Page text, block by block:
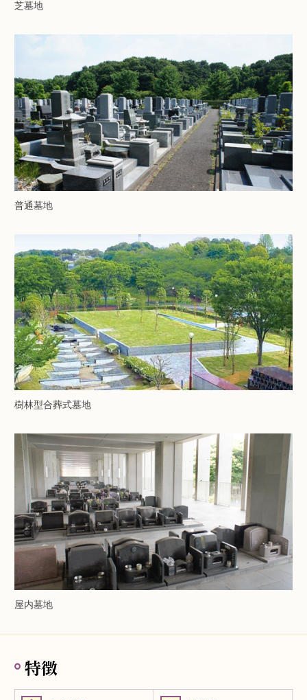
芝墓地
普通墓地
樹林型合葬式墓地
屋内墓地
特徴